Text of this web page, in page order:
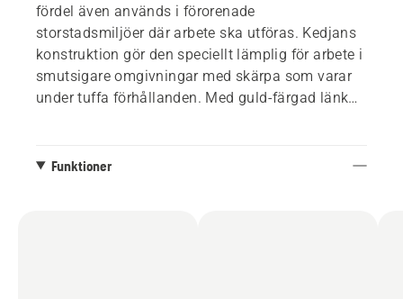
fördel även används i förorenade
storstadsmiljöer där arbete ska utföras. Kedjans
konstruktion gör den speciellt lämplig för arbete i
smutsigare omgivningar med skärpa som varar
under tuffa förhållanden. Med guld-färgad länk
Funktioner